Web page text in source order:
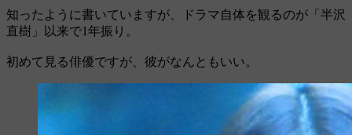
知ったように書いていますが、ドラマ自体を観るのが「半沢
直樹」以来で1年振り。
初めて見る俳優ですが、彼がなんともいい。